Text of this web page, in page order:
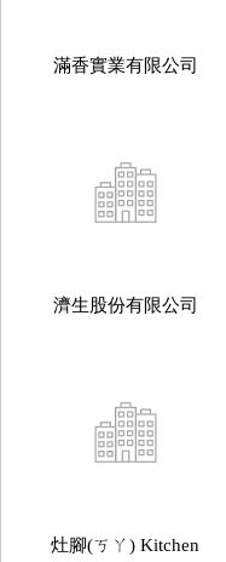
滿香實業有限公司
濟生股份有限公司
灶腳(ㄎㄚ) Kitchen